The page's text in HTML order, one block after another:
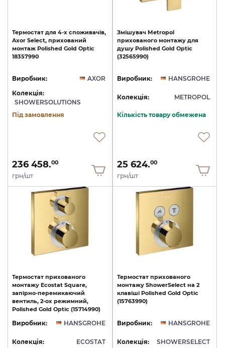
Термостат для 4-х споживачів,
Axor Select, прихований
монтаж Polished Gold Optic
18357990
Виробник:
AXOR
Колекція:
SHOWERSOLUTIONS
Під замовлення
236 458.00
грн/шт
Змішувач Metropol
прихованого монтажу для
душу Polished Gold Optic
(32565990)
Виробник: HANSGROHE
Колекція: METROPOL
Кількість товару обмежена
25 624.00
грн/шт
Термостат прихованого
монтажу Ecostat Square,
запірно-перемикаючий
вентиль, 2-ох режимний,
Polished Gold Optic (15714990)
Виробник: HANSGROHE
Колекція: ECOSTAT
Термостат прихованого
монтажу ShowerSelect на 2
клавіші Polished Gold Optic
(15763990)
Виробник: HANSGROHE
Колекція: SHOWERSELECT